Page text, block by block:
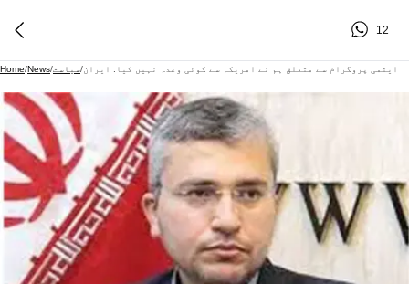
12
Home/News/سیاست/ ایٹمی پروگرام سے متعلق ہم نے امریکہ سے کوئی وعدہ نہیں کیا: ایران